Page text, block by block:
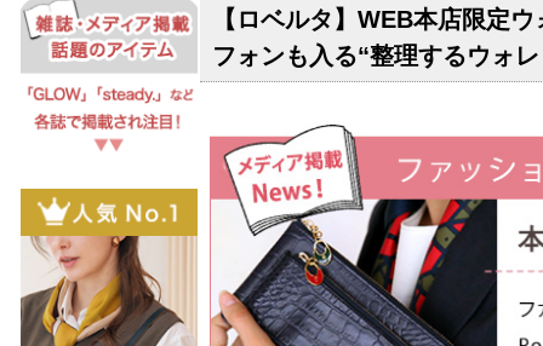
【ロベルタ】WEB本店限定
フォンも入る“整理するウォ